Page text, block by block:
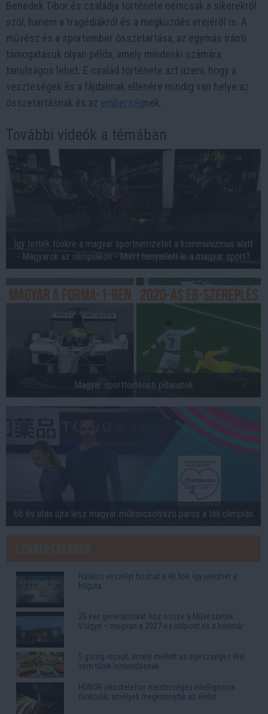
Benedek Tibor és családja története nemcsak a sikerekről
szól, hanem a tragédiákról és a megküzdés erejéről is. A
művész és a sportember összetartása, az egymás iránti
támogatásuk olyan példa, amely mindenki számára
tanulságos lehet. E család története azt üzeni, hogy a
veszteségek és a fájdalmak ellenére mindig van helye az
összetartásnak és az emberségnek.
További videók a témában
Így tették tönkre a magyar sportnemzetet a kommunizmus alatt
- Magyarok az olimpiákon - Miért hanyatlott le a magyar sport?
Magyar sporttörténeti pillanatok
66 év után újra lesz magyar műkorcsolyázó páros a téli olimpián
Halálos veszélyt hozhat a 40 fok: így jelezhet a
hőguta
35 éve generációkat hoz össze a Művészetek
Völgye – megvan a 2027-es időpont és a bérletár
5 görög recept, amely mellett az egészséges étel
sem tűnik lemondásnak
HONOR okostelefon mesterséges intelligencia
funkciók, amelyek megkönnyítik az életet